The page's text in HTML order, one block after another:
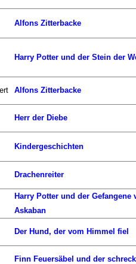
Alfons Zitterbacke
Harry Potter und der Stein der
Alfons Zitterbacke
Herr der Diebe
Kindergeschichten
Drachenreiter
Harry Potter und der Gefangene
Askaban
Der Hund, der vom Himmel fiel
Finn Feuersäbel und der